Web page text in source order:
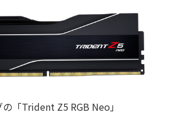
「Trident Z5 RGB Neo」